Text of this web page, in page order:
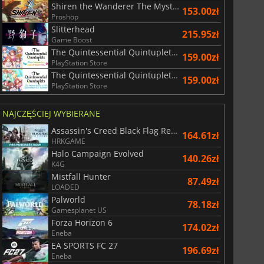
Shiren the Wanderer The Mystery Dungeon of Serpentcoil Island
Proshop 153.00zł
Slitterhead
Game Boost 215.95zł
The Quintessential Quintuplets Five Memories Spent With You
PlayStation Store 159.00zł
The Quintessential Quintuplets Memories of a Quintessential Summer
PlayStation Store 159.00zł
NAJCZĘŚCIEJ WYBIERANE
Assassin's Creed Black Flag Resynced
HRKGAME 164.61zł
Halo Campaign Evolved
K4G 140.26zł
Mistfall Hunter
LOADED 87.49zł
Palworld
Gamesplanet US 78.18zł
Forza Horizon 6
Eneba 174.02zł
EA SPORTS FC 27
Eneba 196.69zł